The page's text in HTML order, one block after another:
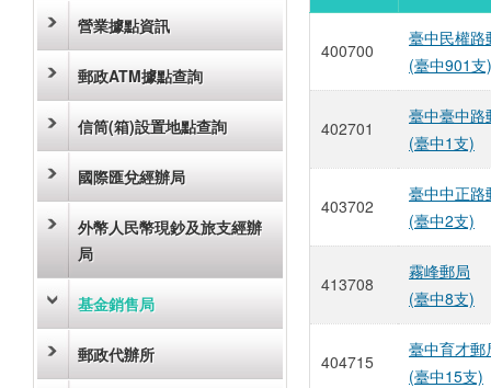
營業據點資訊
郵政ATM據點查詢
信筒(箱)設置地點查詢
國際匯兌經辦局
外幣人民幣現鈔及旅支經辦
局
基金銷售局
郵政代辦所
400700
臺中民權路
(臺中901支)
402701
臺中臺中路
(臺中1支)
403702
臺中中正路
(臺中2支)
413708
霧峰郵局
(臺中8支)
404715
臺中育才郵
(臺中15支)